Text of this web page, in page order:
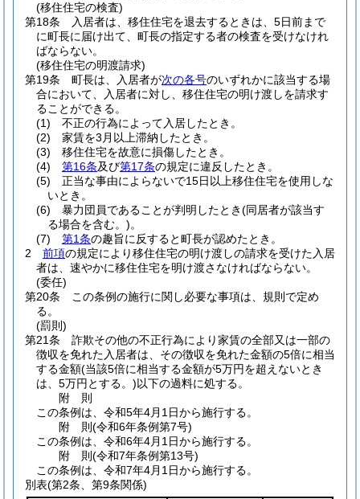
(移住住宅の検査)
第18条
入居者は、移住住宅を退去するときは、5日前まで
に町長に届け出て、町長の指定する者の検査を受けなけれ
ばならない。
(移住住宅の明渡請求)
第19条
町長は、入居者が次の各号のいずれかに該当する場
合において、入居者に対し、移住住宅の明け渡しを請求す
ることができる。
(1)
不正の行為によって入居したとき。
(2)
家賃を3月以上滞納したとき。
(3)
移住住宅を故意に損傷したとき。
(4)
第16条及び第17条の規定に違反したとき。
(5)
正当な事由によらないで15日以上移住住宅を使用しな
いとき。
(6)
暴力団員であることが判明したとき(同居者が該当す
る場合を含む。)。
(7)
第1条の趣旨に反すると町長が認めたとき。
2
前項の規定により移住住宅の明け渡しの請求を受けた入居
者は、速やかに移住住宅を明け渡さなければならない。
(委任)
第20条
この条例の施行に関し必要な事項は、規則で定め
る。
(罰則)
第21条
詐欺その他の不正行為により家賃の全部又は一部の
徴収を免れた入居者は、その徴収を免れた金額の5倍に相当
する金額(当該5倍に相当する金額が5万円を超えないとき
は、5万円とする。)以下の過料に処する。
附 則
この条例は、令和5年4月1日から施行する。
附 則(令和6年条例第7号)
この条例は、令和6年4月1日から施行する。
附 則(令和7年条例第13号)
この条例は、令和7年4月1日から施行する。
別表(第2条、第9条関係)